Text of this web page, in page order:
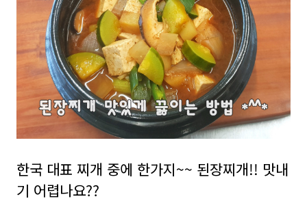
한국 대표 찌개 중에 한가지~~ 된장찌개!! 맛내
기 어렵나요??